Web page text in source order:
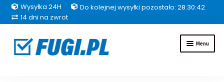
Wysyłka 24H
Do kolejnej wysyłki pozostało: 28:30:41
14 dni na zwrot
Przejdź
do
Przejdź
do
Menu